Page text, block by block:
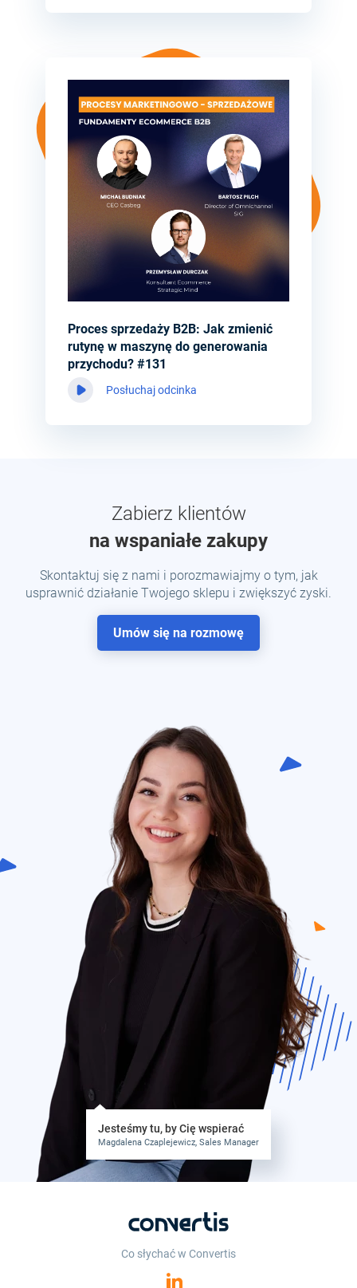
Proces sprzedaży B2B: Jak zmienić
rutynę w maszynę do generowania
przychodu? #131
Posłuchaj odcinka
Zabierz klientów
na wspaniałe zakupy
Skontaktuj się z nami i porozmawiajmy o tym, jak
usprawnić działanie Twojego sklepu i zwiększyć zyski.
Umów się na rozmowę
Jesteśmy tu, by Cię wspierać
Magdalena Czaplejewicz, Sales Manager
Co słychać w Convertis